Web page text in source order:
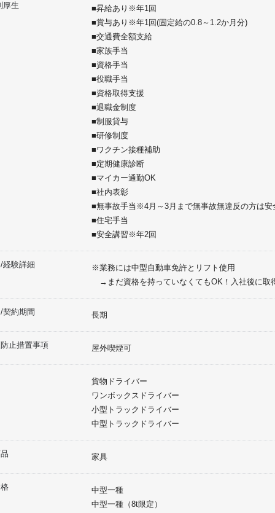
厚生
■昇給あり※年1回
■賞与あり※年1回(固定給の0.8～1.2か月分)
■交通費全額支給
■家族手当
■資格手当
■役職手当
■資格取得支援
■退職金制度
■制服貸与
■研修制度
■ワクチン接種補助
■定期健康診断
■マイカー通勤OK
■社内表彰
■無事故手当※4月～3月まで無事故無違反の方は
■住宅手当
■安全講習※年2回
経験詳細
※業務には中型自動車免許とリフト使用
→まだ資格を持っていなくてもOK！入社後に取
契約期間 長期
止措置事項 屋外喫煙可
貨物ドライバー
ワンボックスドライバー
小型トラックドライバー
中型トラックドライバー
家具
中型一種
中型一種（8t限定）